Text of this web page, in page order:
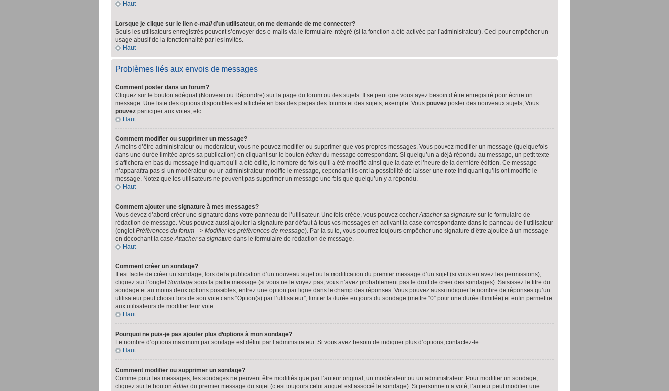
Haut
Lorsque je clique sur le lien e-maild’un utilisateur, on me demande de me connecter?
Seuls les utilisateurs enregistrés peuvent s’envoyer des e-mails via le formulaire intégré (si la fonction a été activée par l’administrateur). Ceci pour empêcher un
usage abusif de la fonctionnalité par les invités.
Haut
Problèmes liés aux envois de messages
Comment poster dans un forum?
Cliquez sur le bouton adéquat (Nouveau ou Répondre) sur la page du forum ou des sujets. Il se peut que vous ayez besoin d’être enregistré pour écrire un
message. Une liste des options disponibles est affichée en bas des pages des forums et des sujets, exemple: Vous pouvez poster des nouveaux sujets, Vous
pouvez participer aux votes, etc.
Haut
Comment modifier ou supprimer un message?
A moins d’être administrateur ou modérateur, vous ne pouvez modifier ou supprimer que vos propres messages. Vous pouvez modifier un message (quelquefois
dans une durée limitée après sa publication) en cliquant sur le bouton éditerdu message correspondant. Si quelqu’un a déjà répondu au message, un petit texte
s’affichera en bas du message indiquant qu’il a été édité, le nombre de fois qu’il a été modifié ainsi que la date et l’heure de la dernière édition. Ce message
n’apparaîtra pas si un modérateur ou un administrateur modifie le message, cependant ils ont la possibilité de laisser une note indiquant qu’ils ont modifié le
message. Notez que les utilisateurs ne peuvent pas supprimer un message une fois que quelqu’un y a répondu.
Haut
Comment ajouter une signature à mes messages?
Vous devez d’abord créer une signature dans votre panneau de l’utilisateur. Une fois créée, vous pouvez cocherAttacher sa signature sur le formulaire de
rédaction de message. Vous pouvez aussi ajouter la signature par défaut à tous vos messages en activant la case correspondante dans le panneau de l’utilisateur
(ongletPréférences du forum --> Modifier les préférences de message). Par la suite, vous pourrez toujours empêcher une signature d’être ajoutée à un message
en décochant la caseAttacher sa signature dans le formulaire de rédaction de message.
Haut
Comment créer un sondage?
Il est facile de créer un sondage, lors de la publication d’un nouveau sujet ou la modification du premier message d’un sujet (si vous en avez les permissions),
cliquez sur l’ongletSondage sous la partie message (si vous ne le voyez pas, vous n’avez probablement pas le droit de créer des sondages). Saisissez le titre du
sondage et au moins deux options possibles, entrez une option par ligne dans le champ des réponses. Vous pouvez aussi indiquer le nombre de réponses qu’un
utilisateur peut choisir lors de son vote dans “Option(s) par l’utilisateur”, limiter la durée en jours du sondage (mettre “0” pour une durée illimitée) et enfin permettre
aux utilisateurs de modifier leur vote.
Haut
Pourquoi ne puis-je pas ajouter plus d’options à mon sondage?
Le nombre d’options maximum par sondage est défini par l’administrateur. Si vous avez besoin de indiquer plus d’options, contactez-le.
Haut
Comment modifier ou supprimer un sondage?
Comme pour les messages, les sondages ne peuvent être modifiés que par l’auteur original, un modérateur ou un administrateur. Pour modifier un sondage,
cliquez sur le bouton éditerdu premier message du sujet (c’est toujours celui auquel est associé le sondage). Si personne n’a voté, l’auteur peut modifier une